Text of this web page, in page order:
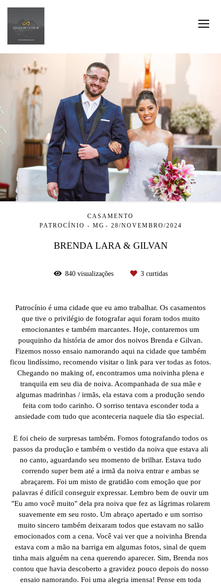
CASAMENTO
PATROCÍNIO - MG
28/NOVEMBRO/2024
BRENDA LARA & GILVAN
840visualizações 3curtidas
Patrocínio é uma cidade que eu amo trabalhar. Os casamentos
que tive o privilégio de fotografar aqui foram todos muito
emocionantes e também marcantes. Hoje, contaremos um
pouquinho da história de amor dos noivos Brenda e Gilvan.
Fizemos nosso ensaio namorando aqui na cidade que também
ficou lindíssimo, recomendo visitar o link para ver todas as fotos.
Chegando no making of, encontramos uma noivinha plena e
tranquila em seu dia de noiva. Acompanhada de sua mãe e
algumas madrinhas / irmãs, ela estava com a produção sendo
feita com todo carinho. O sorriso tentava esconder toda a
ansiedade com tudo que aconteceria naquele dia tão especial.
E foi cheio de surpresas também. Fomos fotografando todos os
passos da produção e também o vestido da noiva que estava ali
no canto, aguardando seu momento de brilhar. Estava tudo
correndo super bem até a irmã da noiva entrar e ambas se
abraçarem. Foi um misto de gratidão com emoção que por
palavras é difícil conseguir expressar. Lembro bem de ouvir um
"Eu amo você muito" dela pra noiva que fez as lágrimas rolarem
suavemente em seu rosto. Um abraço apertado e um sorriso
muito sincero também deixaram todos que estavam no salão
emocionados com a cena. Você vai ver que a noivinha Brenda
estava com a mão na barriga em algumas fotos, sinal de quem
tinha mais alguém na cena querendo aparecer. Sim, Brenda nos
contou que havia descoberto a gravidez pouco depois do nosso
ensaio namorando. Foi uma alegria imensa! Pense em toda